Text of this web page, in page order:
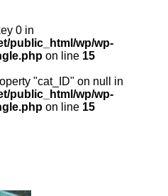
0 in
public_html/wp/wp-
on line 15
"cat_ID" on null in
public_html/wp/wp-
on line 15